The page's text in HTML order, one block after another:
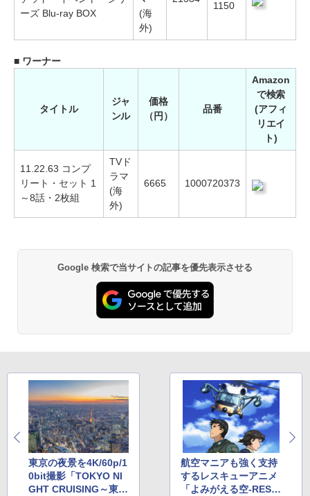
ーズ Blu-ray BOX
(海
外)
1150
■ ワーナー
タイトル
ジャ
ンル
価格
（円）
品番
Amazon
で検索
(アフィ
リエイ
ト)
11.22.63 コンプ
リート・セット 1
～8話・2枚組
TVド
ラマ
(海
外)
6665 1000720373
Google 検索で当サイトの記事を優先表示させる
東京の夜景を4K/60p/1
0bit撮影「TOKYO NI
GHT CRUISING～東京
航空マニアも強く支持
するレスキューアニメ
「よみがえる空-RESC